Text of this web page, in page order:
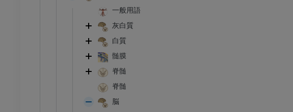
一般用語
灰白質
白質
髄膜
脊髄
脊髄
脳
足根MRI
MRI
プレミアム
前足MRI
MRI